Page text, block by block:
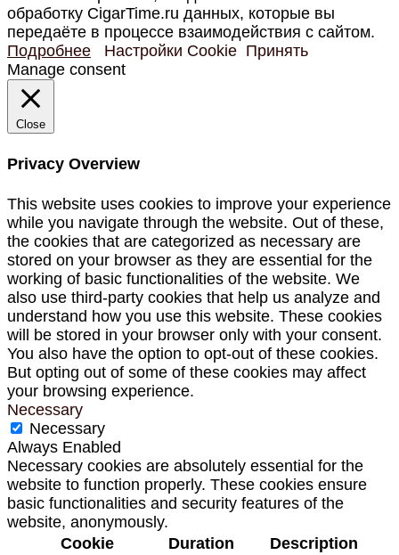
обработку CigarTime.ru данных, которые вы
передаёте в процессе взаимодействия с сайтом.
Подробнее
Настройки Cookie Принять
Manage consent
Close
Privacy Overview
This website uses cookies to improve your experience
while you navigate through the website. Out of these,
the cookies that are categorized as necessary are
stored on your browser as they are essential for the
working of basic functionalities of the website. We
also use third-party cookies that help us analyze and
understand how you use this website. These cookies
will be stored in your browser only with your consent.
You also have the option to opt-out of these cookies.
But opting out of some of these cookies may affect
your browsing experience.
Necessary
Necessary
Always Enabled
Necessary cookies are absolutely essential for the
website to function properly. These cookies ensure
basic functionalities and security features of the
website, anonymously.
Cookie
Duration Description